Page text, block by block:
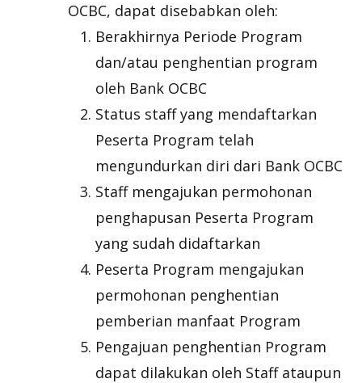
OCBC, dapat disebabkan oleh:
Berakhirnya Periode Program
dan/atau penghentian program
oleh Bank OCBC
Status staff yang mendaftarkan
Peserta Program telah
mengundurkan diri dari Bank OCBC
Staff mengajukan permohonan
penghapusan Peserta Program
yang sudah didaftarkan
Peserta Program mengajukan
permohonan penghentian
pemberian manfaat Program
Pengajuan penghentian Program
dapat dilakukan oleh Staff ataupun